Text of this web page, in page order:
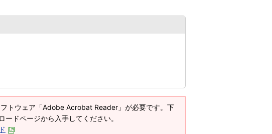
トウェア「Adobe Acrobat Reader」が必要です。下
ドページから入手してください。